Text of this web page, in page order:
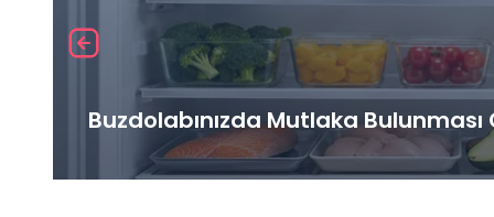
Buzdolabınızda Mutlaka Bulunması